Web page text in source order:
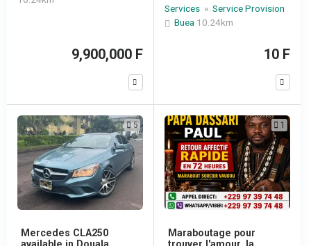
9,900,000 F
Services » Service Provision
Buea 10.24km
10 F
5
Mercedes CLA250
available in Douala
1
Maraboutage pour